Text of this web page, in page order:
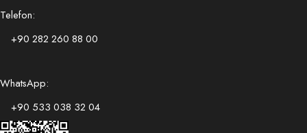
Telefon:
+90 282 260 88 00
WhatsApp:
+90 533 038 32 04